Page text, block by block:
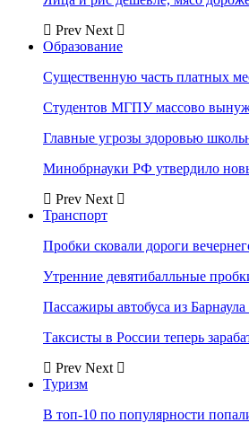
Prev Next
Образование
Существенную часть платных
Студентов МГПУ массово
Главные угрозы здоровью
Минобрнауки РФ утвердило
Prev Next
Транспорт
Пробки сковали дороги
Утренние девятибалльные
Пассажиры автобуса из
Таксисты в России теперь
Prev Next
Туризм
В топ-10 по популярности